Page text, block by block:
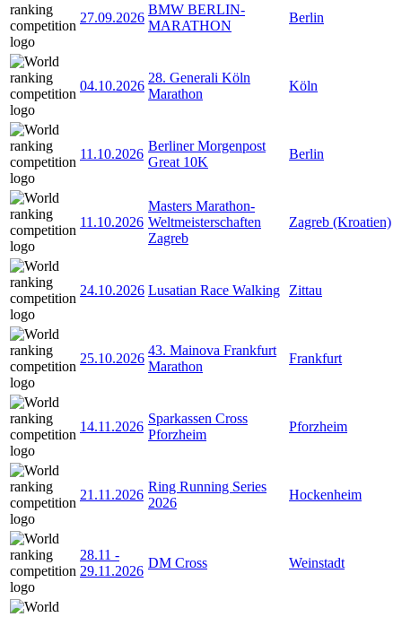
27.09.2026
BMW BERLIN-
MARATHON
Berlin
04.10.2026
28. Generali Köln
Marathon
Köln
11.10.2026
Berliner Morgenpost
Great 10K
Berlin
11.10.2026
Masters Marathon-
Weltmeisterschaften
Zagreb
Zagreb (Kroatien)
24.10.2026 Lusatian Race Walking Zittau
25.10.2026
43. Mainova Frankfurt
Marathon
Frankfurt
14.11.2026
Sparkassen Cross
Pforzheim
Pforzheim
21.11.2026
Ring Running Series
2026
Hockenheim
28.11 -
29.11.2026
DM Cross Weinstadt